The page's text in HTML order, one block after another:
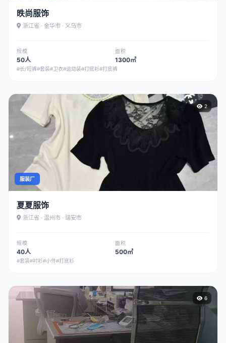
昳尚服饰
浙江省 · 金华市 · 义乌市
规模
50人
面积
1300㎡
#长/短裤#套装#卫衣#运动装#打底衫#打底裤
2
服装厂
夏夏服饰
浙江省 · 温州市 · 瑞安市
规模
40人
面积
500㎡
#套装#衬衫#小件#打底衫
6